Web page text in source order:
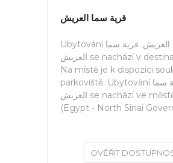
قرية سما العريش
Ubytování قرية سما العريش. قرية سما
العريش se nachází v destinaci Arish.
Na místě je k dispozici
parkoviště. Ubytování قرية سما
العريش se nachází ve městě Arish
(Egypt - North Sinai
OVĚŘIT